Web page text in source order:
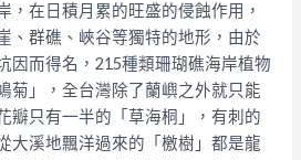
，在日積月累的旺盛的侵蝕作用，
、群礁、峽谷等獨特的地形，由於
因而得名，215種類珊瑚礁海岸植物
菊」，全台灣除了蘭嶼之外就只能
瓣只有一半的「草海桐」，有刺的
大溪地飄洋過來的「檄樹」都是龍